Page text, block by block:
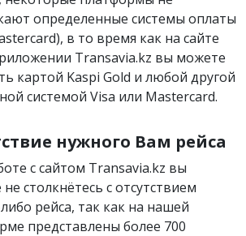
определенные системы оплаты
в то время как на сайте
Transavia.kz вы можете
картой Kaspi Gold и любой другой
системой Visa или Mastercard.
нужного Вам рейса
с сайтом Transavia.kz вы
столкнётесь с отсутствием
рейса, так как на нашей
представлены более 700